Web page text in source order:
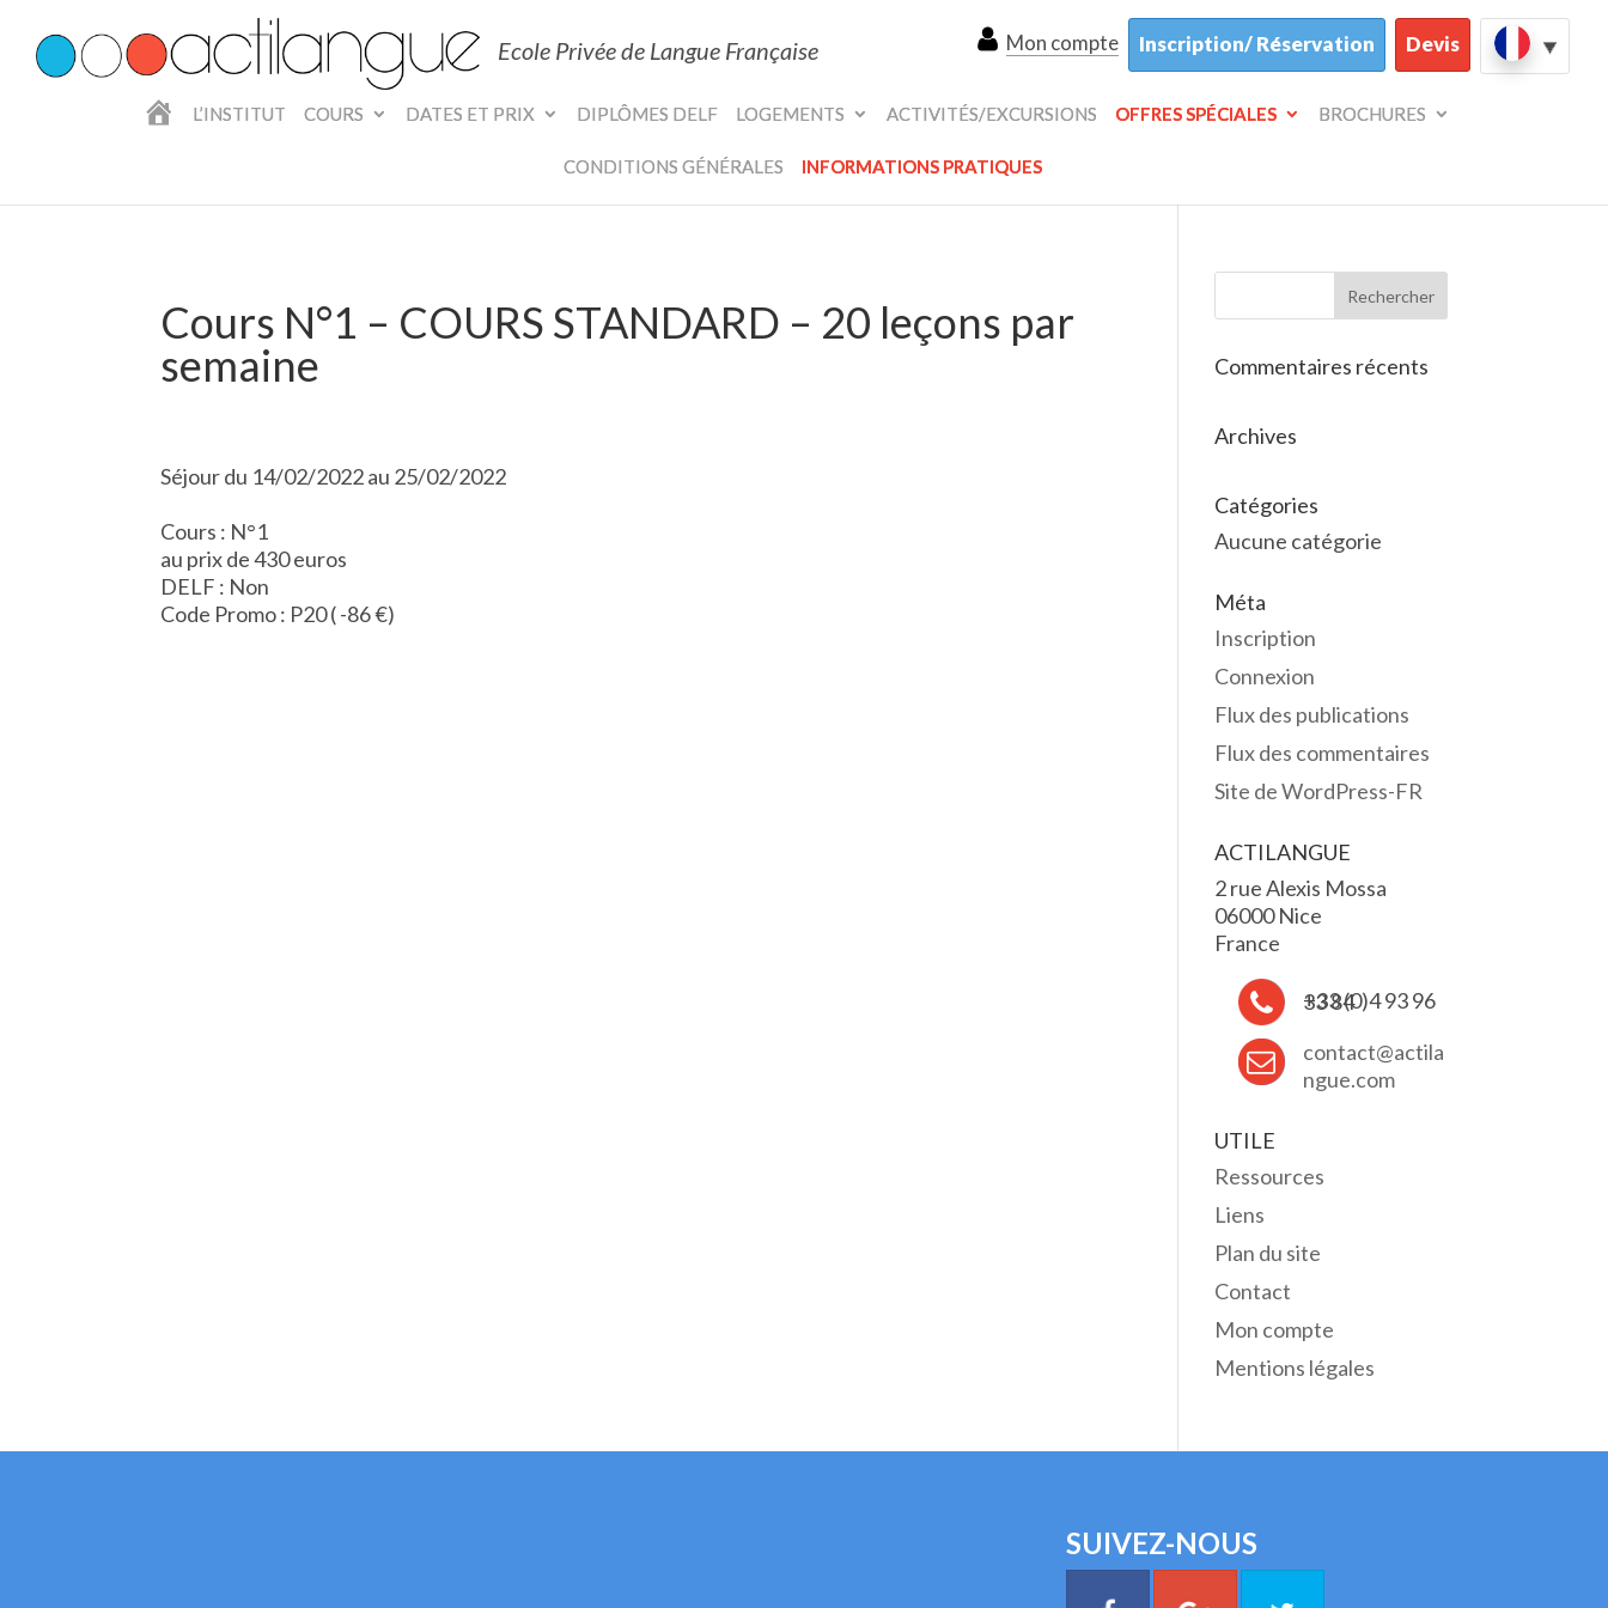
Ecole Privée de Langue Française Mon compte Inscription/ Réservation Devis
L
L’INSTITUT COURS DATES ET PRIX DIPLÔMES DELF LOGEMENTS ACTIVITÉS/EXCURSIONS OFFRES SPÉCIALES BROCHURES
CONDITIONS GÉNÉRALES INFORMATIONS PRATIQUES
Cours N°1 – COURS STANDARD – 20 leçons par
semaine
Séjour du 14/02/2022 au 25/02/2022
Cours : N°1
au prix de 430 euros
DELF : Non
Code Promo : P20 ( -86 €)
Commentaires récents
Archives
Catégories
Aucune catégorie
Méta
Inscription
Connexion
Flux des publications
Flux des commentaires
Site de WordPress-FR
ACTILANGUE
2 rue Alexis Mossa
06000 Nice
France
+33 (0)4 93 96 33 84
contact@actila
ngue.com
UTILE
Ressources
Liens
Plan du site
Contact
Mon compte
Mentions légales
SUIVEZ-NOUS